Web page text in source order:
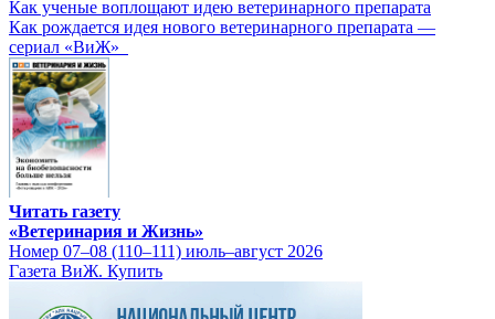
Как ученые воплощают идею ветеринарного препарата
Как рождается идея нового ветеринарного препарата —
сериал «ВиЖ»
Читать газету
«Ветеринария и Жизнь»
Номер 07–08 (110–111) июль–август 2026
Газета ВиЖ. Купить